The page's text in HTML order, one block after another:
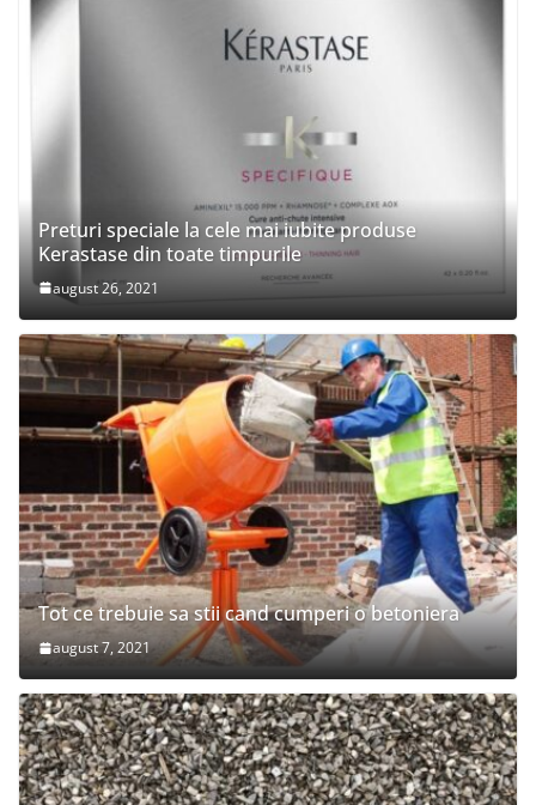
Preturi speciale la cele mai iubite produse
Kerastase din toate timpurile
august 26, 2021
Tot ce trebuie sa stii cand cumperi o betoniera
august 7, 2021